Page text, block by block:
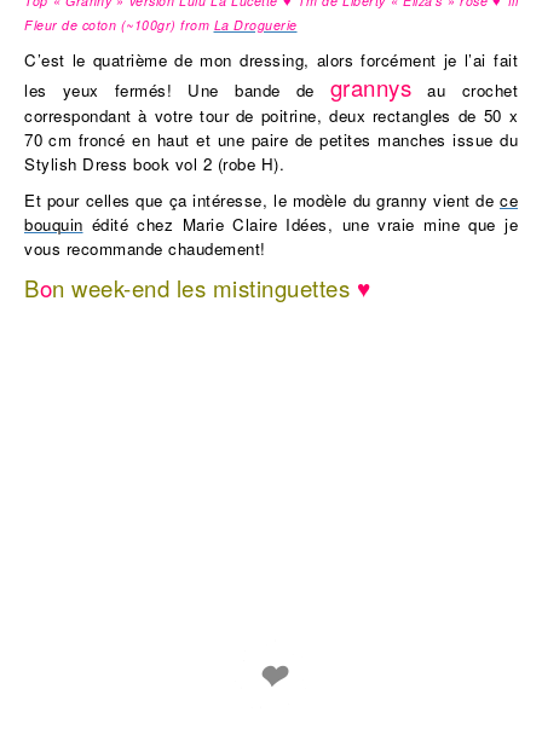
Fleur de coton (~100gr) from La Droguerie
C’est le quatrième de mon dressing, alors forcément je l’ai fait
les yeux fermés! Une bande de grannys au crochet
correspondant à votre tour de poitrine, deux rectangles de 50 x
70 cm froncé en haut et une paire de petites manches issue du
Stylish Dress book vol 2 (robe H).
Et pour celles que ça intéresse, le modèle du granny vient de ce
bouquin édité chez Marie Claire Idées, une vraie mine que je
vous recommande chaudement!
Bon week-end les mistinguettes ♥
❤